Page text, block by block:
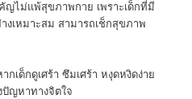
ญไม่แพ้สุขภาพกาย เพราะเด็กที่มี
เหมาะสม สามารถเช็กสุขภาพ
เด็กดูเศร้า ซึมเศร้า หงุดหงิดง่าย
ญหาทางจิตใจ